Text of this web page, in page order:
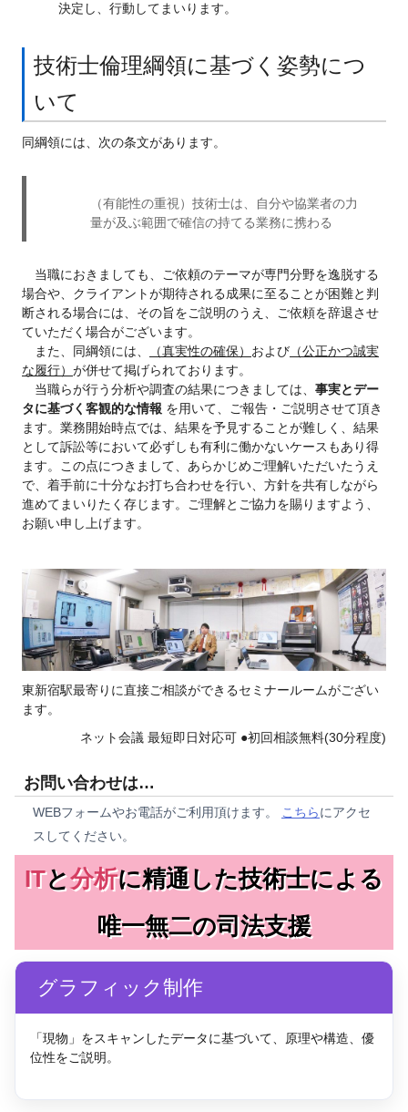
決定し、行動してまいります。
技術士倫理綱領に基づく姿勢につ
いて
同綱領には、次の条文があります。
（有能性の重視）技術士は、自分や協業者の力
量が及ぶ範囲で確信の持てる業務に携わる
当職におきましても、ご依頼のテーマが専門分野を逸脱する
場合や、クライアントが期待される成果に至ることが困難と判
断される場合には、その旨をご説明のうえ、ご依頼を辞退させ
ていただく場合がございます。
また、同綱領には、
（真実性の確保） および （公正かつ誠実
な履行） が併せて掲げられております。
当職らが行う分析や調査の結果につきましては、 事実とデー
タに基づく客観的な情報 を用いて、ご報告・ご説明させて頂き
ます。業務開始時点では、結果を予見することが難しく、結果
として訴訟等において必ずしも有利に働かないケースもあり得
ます。この点につきまして、あらかじめご理解いただいたうえ
で、着手前に十分なお打ち合わせを行い、方針を共有しながら
進めてまいりたく存じます。ご理解とご協力を賜りますよう、
お願い申し上げます。
東新宿駅最寄りに直接ご相談ができるセミナールームがござい
ます。
ネット会議 最短即日対応可 ●初回相談無料(30分程度)
お問い合わせは…
WEBフォームやお電話がご利用頂けます。 こちらにアクセ
スしてください。
ITと分析に精通した技術士による
唯一無二の司法支援
グラフィック制作
「現物」をスキャンしたデータに基づいて、原理や構造、優
位性をご説明。
実物写真 動作
スキャン／可視化により、外観と内部の